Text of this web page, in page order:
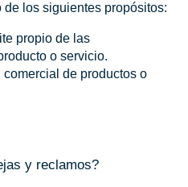
los siguientes propósitos:
propio de las
o servicio.
de productos o
y reclamos?